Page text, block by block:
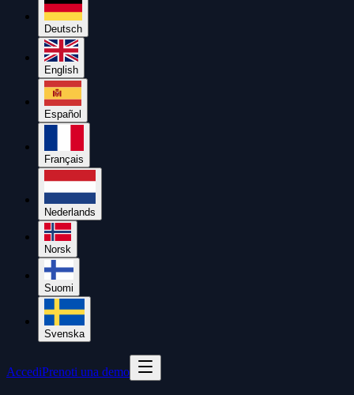
Deutsch
English
Español
Français
Nederlands
Norsk
Suomi
Svenska
AccediPrenoti una demo